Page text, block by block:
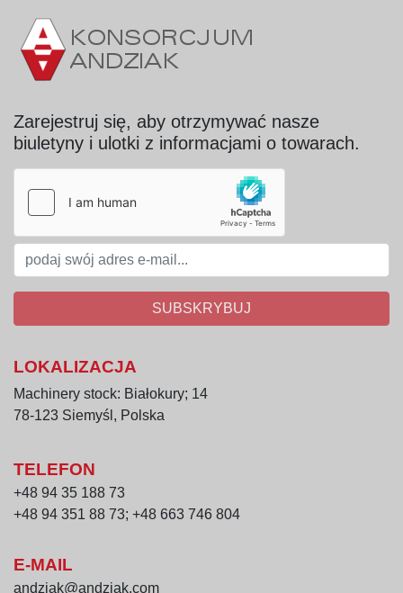
Zarejestruj się, aby otrzymywać nasze
biuletyny i ulotki z informacjami o towarach.
SUBSKRYBUJ
LOKALIZACJA
Machinery stock: Białokury; 14
78-123 Siemyśl, Polska
TELEFON
+48 94 35 188 73
+48 94 351 88 73; +48 663 746 804
E-MAIL
andziak@andziak.com